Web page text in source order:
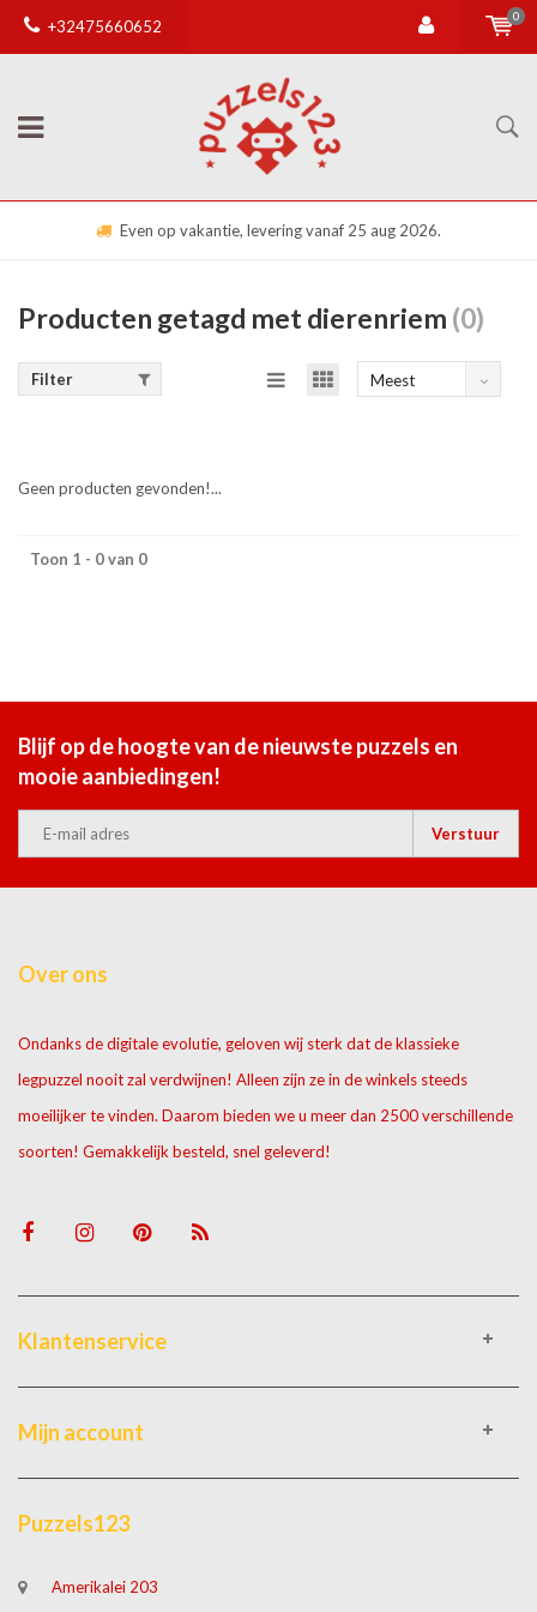
+32475660652
0
Even op vakantie, levering vanaf 25 aug 2026.
Producten getagd met dierenriem (0)
Filter
Meest
Geen producten gevonden!...
Toon 1 - 0 van 0
Blijf op de hoogte van de nieuwste puzzels en
mooie aanbiedingen!
Verstuur
Over ons
Ondanks de digitale evolutie, geloven wij sterk dat de klassieke
legpuzzel nooit zal verdwijnen! Alleen zijn ze in de winkels steeds
moeilijker te vinden. Daarom bieden we u meer dan 2500 verschillende
soorten! Gemakkelijk besteld, snel geleverd!
Klantenservice
Mijn account
Puzzels123
Amerikalei 203